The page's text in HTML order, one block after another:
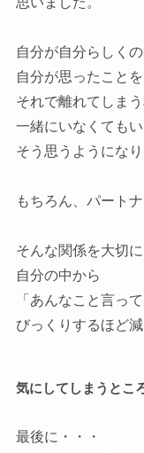
自分が自分らしく
自分が思ったこと
それで離れてしま
一緒にいなくてもい
そう思うようになり
もちろん、パート
そんな関係を大切
自分の中から
「あんなこと言っ
びっくりするほど
気にしてしまうとこ
最後に・・・